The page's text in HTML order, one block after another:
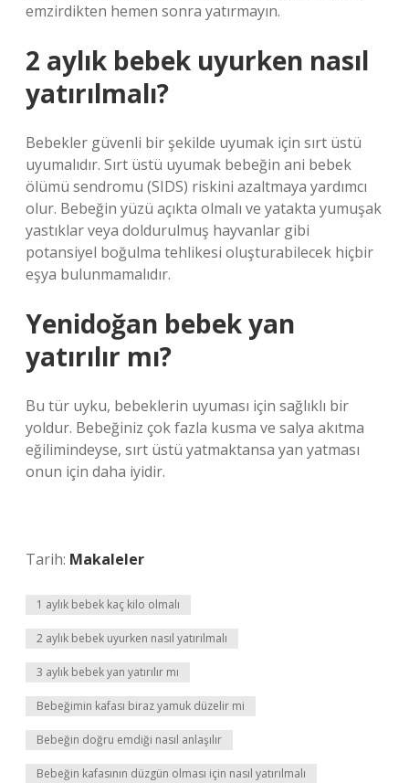
emzirdikten hemen sonra yatırmayın.
2 aylık bebek uyurken nasıl
yatırılmalı?
Bebekler güvenli bir şekilde uyumak için sırt üstü
uyumalıdır. Sırt üstü uyumak bebeğin ani bebek
ölümü sendromu (SIDS) riskini azaltmaya yardımcı
olur. Bebeğin yüzü açıkta olmalı ve yatakta yumuşak
yastıklar veya doldurulmuş hayvanlar gibi
potansiyel boğulma tehlikesi oluşturabilecek hiçbir
eşya bulunmamalıdır.
Yenidoğan bebek yan
yatırılır mı?
Bu tür uyku, bebeklerin uyuması için sağlıklı bir
yoldur. Bebeğiniz çok fazla kusma ve salya akıtma
eğilimindeyse, sırt üstü yatmaktansa yan yatması
onun için daha iyidir.
Tarih: Makaleler
1 aylık bebek kaç kilo olmalı
2 aylık bebek uyurken nasıl yatırılmalı
3 aylık bebek yan yatırılır mı
Bebeğimin kafası biraz yamuk düzelir mi
Bebeğin doğru emdiği nasıl anlaşılır
Bebeğin kafasının düzgün olması için nasıl yatırılmalı